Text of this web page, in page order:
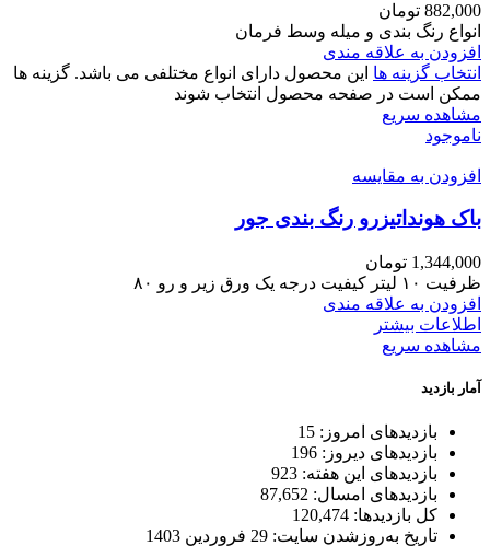
882,000 تومان
انواع رنگ بندی و میله وسط فرمان
افزودن به علاقه مندی
انتخاب گزینه ها این محصول دارای انواع مختلفی می باشد. گزینه ها
ممکن است در صفحه محصول انتخاب شوند
مشاهده سریع
ناموجود
افزودن به مقایسه
باک هونداتیزرو رنگ بندی جور
1,344,000 تومان
ظرفیت ۱۰ لیتر کیفیت درجه یک ورق زیر و رو ۸۰
افزودن به علاقه مندی
اطلاعات بیشتر
مشاهده سریع
آمار بازدید
بازدیدهای امروز: 15
بازدیدهای دیروز: 196
بازدیدهای این هفته: 923
بازدیدهای امسال: 87,652
کل بازدیدها: 120,474
تاریخ به‌روزشدن سایت: 29 فروردین 1403